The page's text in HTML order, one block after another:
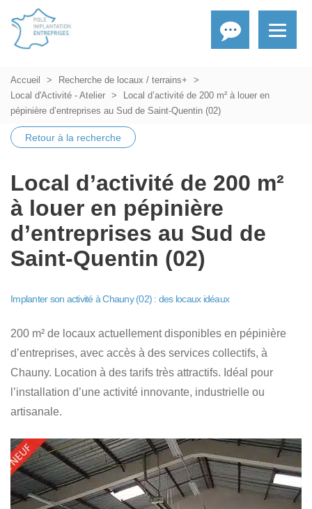
Accueil
Recherche de locaux / terrains+
Local d'Activité - Atelier
Local d’activité de 200 m² à louer en
pépinière d’entreprises au Sud de Saint-Quentin (02)
Retour à la recherche
Local d’activité de 200 m²
à louer en pépinière
d’entreprises au Sud de
Saint-Quentin (02)
Implanter son activité à Chauny (02) : des locaux idéaux
200 m² de locaux actuellement disponibles en pépinière
d’entreprises, avec accès à des services collectifs, à
Chauny. Location à des tarifs très attractifs. Idéal pour
l’installation d’une activité innovante, industrielle ou
artisanale.